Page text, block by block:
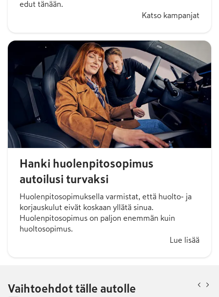
edut tänään.
Katso kampanjat
Hanki huolenpitosopimus
autoilusi turvaksi
Huolenpitosopimuksella varmistat, että huolto- ja
korjauskulut eivät koskaan yllätä sinua.
Huolenpitosopimus on paljon enemmän kuin
huoltosopimus.
Lue lisää
Vaihtoehdot tälle autolle